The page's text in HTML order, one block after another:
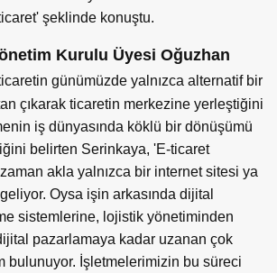
şeklinde konuştu.
Kurulu Üyesi Oğuzhan
günümüzde yalnızca alternatif bir
çıkarak ticaretin merkezine yerleştiğini
iş dünyasında köklü bir dönüşümü
belirten Serinkaya, 'E-ticaret
akla yalnızca bir internet sitesi ya
Oysa işin arkasında dijital
sistemlerine, lojistik yönetiminden
pazarlamaya kadar uzanan çok
bulunuyor. İşletmelerimizin bu süreci